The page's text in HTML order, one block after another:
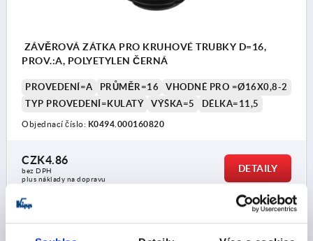
ZÁVĚROVÁ ZÁTKA PRO KRUHOVÉ TRUBKY D=16,
PROV.:A, POLYETYLEN ČERNÁ
PROVEDENÍ=A PRŮMĚR=16
VHODNÉ PRO =Ø16X0,8-2
TYP PROVEDENÍ=KULATÝ
VÝŠKA=5 DÉLKA=11,5
Objednací číslo: K0494.000160820
CZK4.86
bez DPH
plus náklady na dopravu
DETAILY
K0494